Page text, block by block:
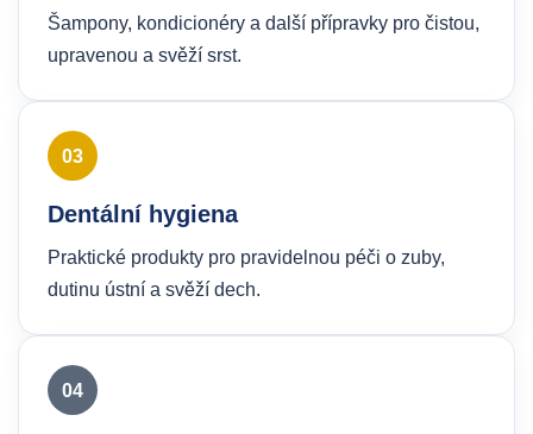
Šampony, kondicionéry a další přípravky pro čistou,
upravenou a svěží srst.
03
Dentální hygiena
Praktické produkty pro pravidelnou péči o zuby,
dutinu ústní a svěží dech.
04